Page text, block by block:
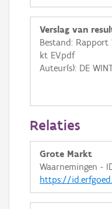
Verslag van
Bestand: Rapport
kt EV.pdf
Auteur(s): DE
Relaties
Grote Markt
Waarnemingen -
https://